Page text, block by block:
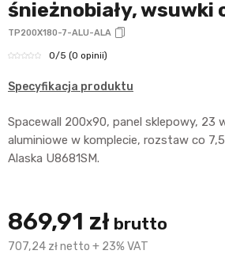
śnieżnobiały, wsuwki
TP200X180-7-ALU-ALA
0/5 (0 opinii)
Specyfikacja produktu
Spacewall 200x90, panel sklepowy, 23
aluminiowe w komplecie, rozstaw co
Alaska U8681SM.
869,91 zł brutto
707,24 zł netto + 23% VAT